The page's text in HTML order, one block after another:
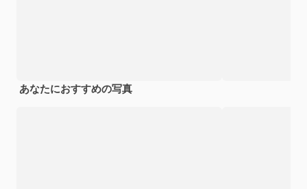
あなたにおすすめの写真